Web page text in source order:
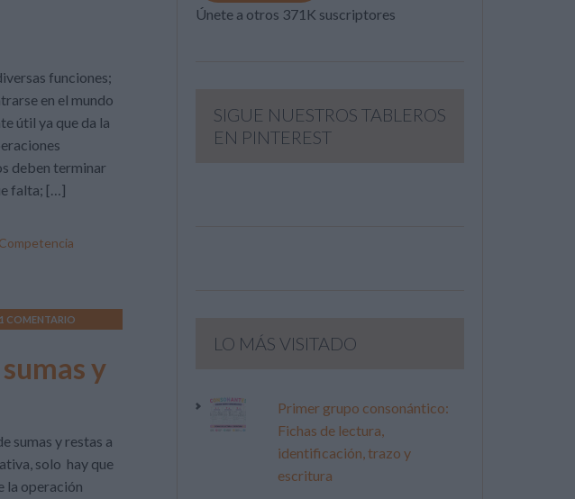
funciones;
en el mundo
útil ya que da la
deben terminar
falta; […]
Competencia
1 COMENTARIO
y
sumas y restas a
solo hay que
la operación
Únete a otros 371K suscriptores
SIGUE NUESTROS TABLEROS
EN PINTEREST
LO MÁS VISITADO
Primer grupo consonántico:
Fichas de lectura,
identificación, trazo y
escritura